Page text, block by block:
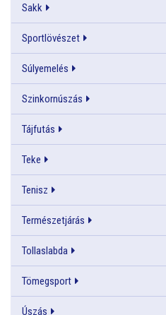
Sakk
Sportlövészet
Súlyemelés
Szinkornúszás
Tájfutás
Teke
Tenisz
Természetjárás
Tollaslabda
Tömegsport
Úszás